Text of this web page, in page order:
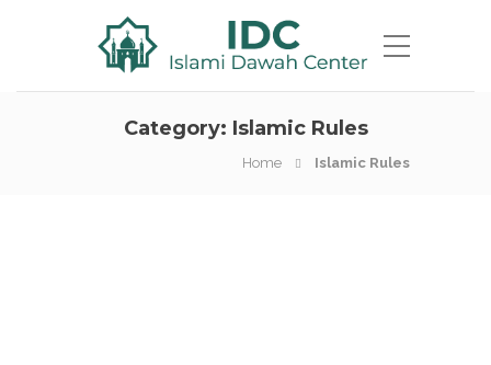
Category: Islamic Rules
Home Islamic Rules